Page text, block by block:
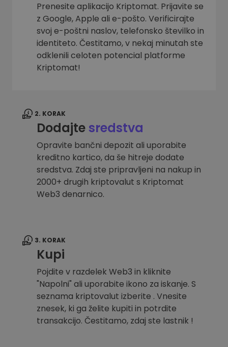
Prenesite aplikacijo Kriptomat. Prijavite se
z Google, Apple ali e-pošto. Verificirajte
svoj e-poštni naslov, telefonsko številko in
identiteto. Čestitamo, v nekaj minutah ste
odklenili celoten potencial platforme
Kriptomat!
2. KORAK
Dodajtesredstva
Opravite bančni depozit ali uporabite
kreditno kartico, da še hitreje dodate
sredstva. Zdaj ste pripravljeni na nakup in
2000+ drugih kriptovalut s Kriptomat
Web3 denarnico.
3. KORAK
Kupi
Pojdite v razdelek Web3 in kliknite
"Napolni" ali uporabite ikono za iskanje. S
seznama kriptovalut izberite . Vnesite
znesek, ki ga želite kupiti in potrdite
transakcijo. Čestitamo, zdaj ste lastnik !